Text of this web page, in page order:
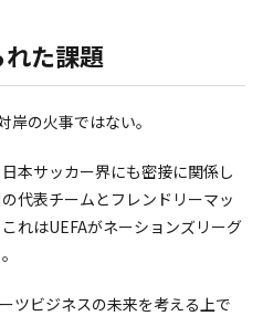
た課題
岸の火事ではない。
本サッカー界にも密接に関係し
代表チームとフレンドリーマッ
れはUEFAがネーションズリーグ
ツビジネスの未来を考える上で